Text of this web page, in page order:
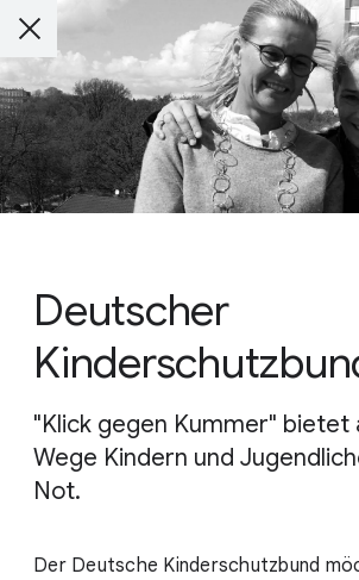
Deutscher
"Klick gegen Kummer" bietet
Wege Kindern und
Not.
Der Deutsche Kinderschutzbund